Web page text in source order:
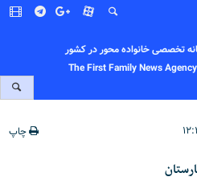
تخصصی خانواده محور در کشور
The First Family News
چاپ